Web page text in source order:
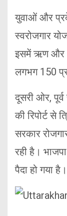
युवाओं और
स्वरोजगार
इसमें ऋण और
लगभग 150
दूसरी ओर,
की रिपोर्ट से
सरकार
रही है।
पैदा हो गया है।